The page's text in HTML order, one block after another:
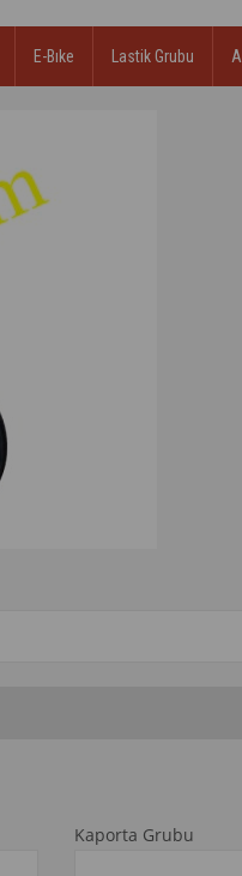
E-Bıke Lastik Grubu
Kaporta Grubu